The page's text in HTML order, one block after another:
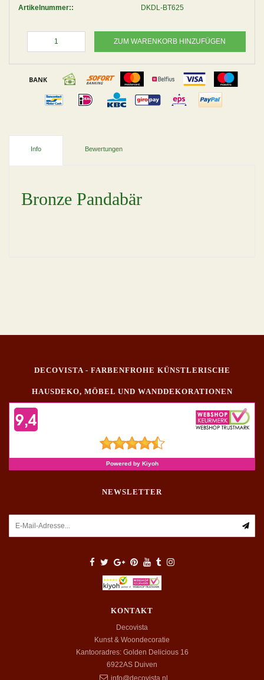
Artikelnummer::
DKDL-BT625
ZUM WARENKORB HINZUFÜGEN
Info Bewertungen
Bronze Pandabär
DECOVISTA - FARBENFROHE KÜNSTLERISCHE
HAUSDEKO, MÖBEL UND WANDDEKORATIONEN
NEWSLETTER
KONTAKT
Decovista
Kunst & Woondecoratie
Kantooradres: Golden Delicious 16
6922AS Duiven
info@decovista.nl